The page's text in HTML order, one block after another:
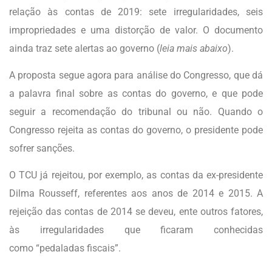
relação às contas de 2019: sete irregularidades, seis
impropriedades e uma distorção de valor. O documento
ainda traz sete alertas ao governo (leia mais abaixo).
A proposta segue agora para análise do Congresso, que dá
a palavra final sobre as contas do governo, e que pode
seguir a recomendação do tribunal ou não. Quando o
Congresso rejeita as contas do governo, o presidente pode
sofrer sanções.
O TCU já rejeitou, por exemplo, as contas da ex-presidente
Dilma Rousseff, referentes aos anos de 2014 e 2015. A
rejeição das contas de 2014 se deveu, ente outros fatores,
às irregularidades que ficaram conhecidas
como “pedaladas fiscais”.